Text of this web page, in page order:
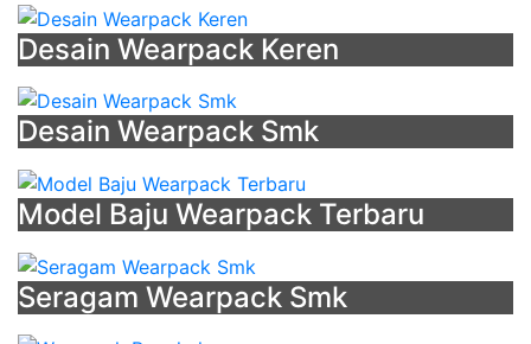
Olahraga
Smp
-
Baju
Model
-
Smp
Surakarta
-
Desain Wearpack Keren
Desain Wearpack Smk
Model Baju Wearpack Terbaru
Seragam Wearpack Smk